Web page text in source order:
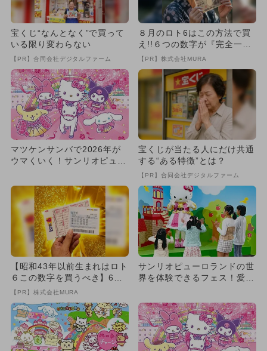
宝くじ“なんとなく”で買って
いる限り変わらない
【PR】合同会社デジタルファーム
８月のロト6はこの方法で買
え!!６つの数字が『完全一
致』する方法
【PR】株式会社MURA
マツケンサンバで2026年が
ウマくいく！サンリオピュー
ト...
宝くじが当たる人にだけ共通
する“ある特徴”とは？
【PR】合同会社デジタルファーム
【昭和43年以前生まれはロト
６この数字を買うべき】6つ
の数字が「完全一致」する
【PR】株式会社MURA
サンリオピューロランドの世
界を体験できるフェス！愛知